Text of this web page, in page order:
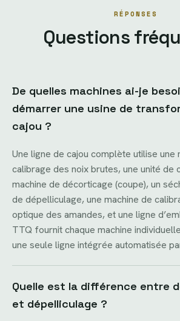
RÉPONSES
Questions
De quelles machines ai-je
démarrer une usine de
cajou ?
Une ligne de cajou complète utilise une
calibrage des noix brutes, une unité de
machine de décorticage (coupe), un
de dépelliculage, une machine de
optique des amandes, et une ligne
TTQ fournit chaque machine
une seule ligne intégrée automatisée
Quelle est la différence entre
et dépelliculage ?